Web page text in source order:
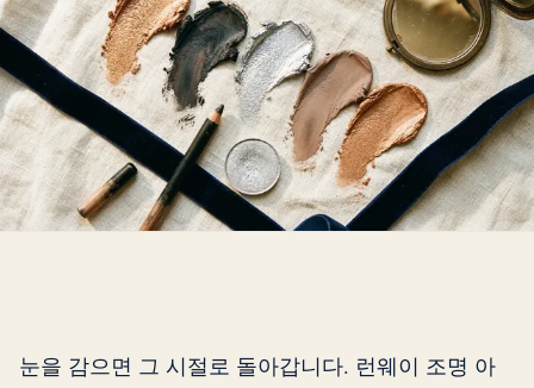
눈을 감으면 그 시절로 돌아갑니다. 런웨이 조명 아